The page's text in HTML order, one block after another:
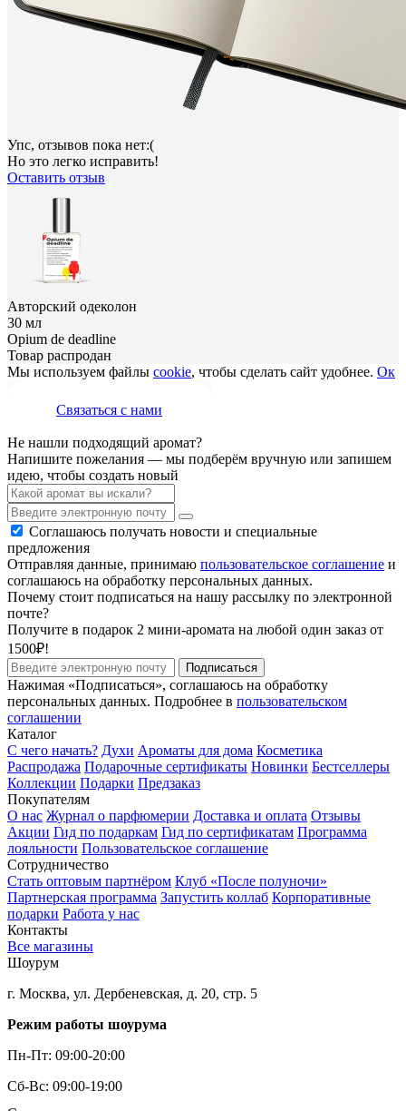
Упс, отзывов пока нет:(
Но это легко исправить!
Оставить отзыв
Авторский одеколон
30 мл
Opium de deadline
Товар распродан
Мы используем файлы cookie, чтобы сделать сайт удобнее. Ок
Связаться с нами
Не нашли подходящий аромат?
Напишите пожелания — мы подберём вручную или запишем
идею, чтобы создать новый
Соглашаюсь получать новости и специальные
предложения
Отправляя данные, принимаю пользовательское соглашение и
соглашаюсь на обработку персональных данных.
Почему стоит подписаться на нашу рассылку по электронной
почте?
Получите в подарок 2 мини-аромата на любой один заказ от
1500₽!
Подписаться
Нажимая «Подписаться», соглашаюсь на обработку
персональных данных. Подробнее в пользовательском
соглашении
Каталог
С чего начать? Духи Ароматы для дома Косметика
Распродажа Подарочные сертификаты Новинки Бестселлеры
Коллекции Подарки Предзаказ
Покупателям
О нас Журнал о парфюмерии Доставка и оплата Отзывы
Акции Гид по подаркам Гид по сертификатам Программа
лояльности Пользовательское соглашение
Сотрудничество
Стать оптовым партнёром Клуб «После полуночи»
Партнерская программа Запустить коллаб Корпоративные
подарки Работа у нас
Контакты
Все магазины
Шоурум
г. Москва, ул. Дербеневская, д. 20, стр. 5
Режим работы шоурума
Пн-Пт: 09:00-20:00
Сб-Вс: 09:00-19:00